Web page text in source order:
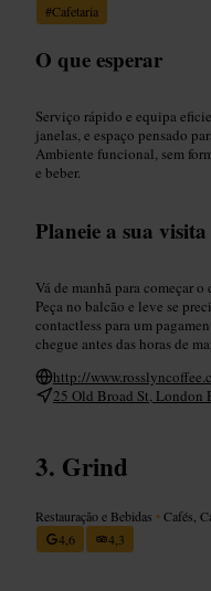
#Cafetaria
O que esperar
Serviço rápido e equipa
janelas, e espaço pensado
Ambiente funcional, sem
e beber.
Planeie a sua visita
Vá de manhã para começar
Peça no balcão e leve se
contactless para um
chegue antes das horas de
http://
25 Old Broad St, London
Grind
Restauração e Bebidas •Cafés,
4,6
4,3